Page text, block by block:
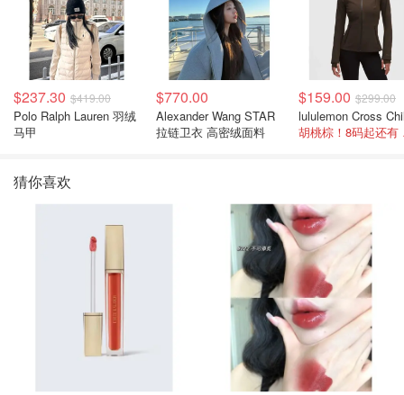
$237.30 $419.00
Polo Ralph Lauren 羽绒
马甲
$770.00
Alexander Wang STAR
拉链卫衣 高密绒面料
$159.00 $299.00
猜你喜欢